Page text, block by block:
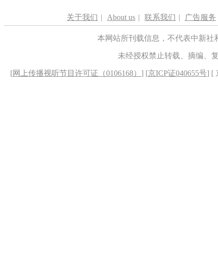
关于我们 | About us | 联系我们 | 广告服务
本网站所刊载信息，不代表中新
未经授权禁止转载、摘编、
[网上传播视听节目许可证（0106168） ] [京ICP证040655号] [